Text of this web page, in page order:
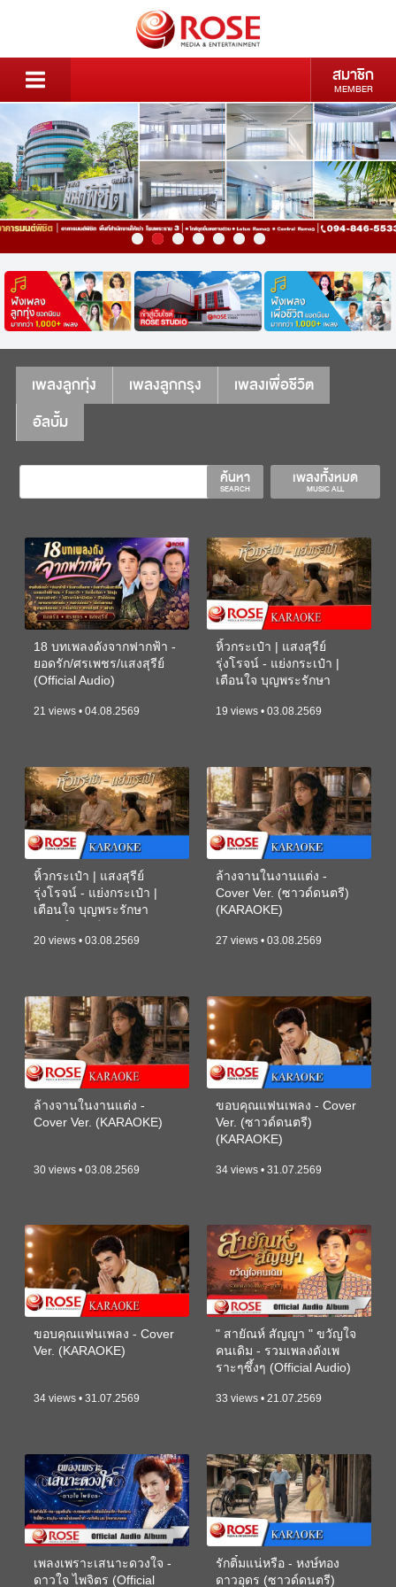
สมาชิก
MEMBER
เพลงลูกทุ่ง เพลงลูกกรุง
เพลงเพื่อชีวิต
อัลบั้ม
เพลงทั้งหมด
MUSIC ALL
ค้นหา
SEARCH
18 บทเพลงดังจากฟากฟ้า -
ยอดรัก/ศรเพชร/แสงสุรีย์
(Official Audio)
21 views • 04.08.2569
หิ้วกระเป๋า | แสงสุรีย์
รุ่งโรจน์ - แย่งกระเป๋า |
เตือนใจ บุญพระรักษา
19 views • 03.08.2569
หิ้วกระเป๋า | แสงสุรีย์
รุ่งโรจน์ - แย่งกระเป๋า |
เตือนใจ บุญพระรักษา
20 views • 03.08.2569
ล้างจานในงานแต่ง -
Cover Ver. (ซาวด์ดนตรี)
(KARAOKE)
27 views • 03.08.2569
ล้างจานในงานแต่ง -
Cover Ver. (KARAOKE)
30 views • 03.08.2569
ขอบคุณแฟนเพลง - Cover
Ver. (ซาวด์ดนตรี)
(KARAOKE)
34 views • 31.07.2569
ขอบคุณแฟนเพลง - Cover
Ver. (KARAOKE)
34 views • 31.07.2569
" สายัณห์ สัญญา " ขวัญใจ
คนเดิม - รวมเพลงดังเพ
ราะๆซึ้งๆ (Official Audio)
33 views • 21.07.2569
เพลงเพราะเสนาะดวงใจ -
ดาวใจ ไพจิตร (Official
รักติ๋มแน่หรือ - หงษ์ทอง
ดาวอุดร (ซาวด์ดนตรี)